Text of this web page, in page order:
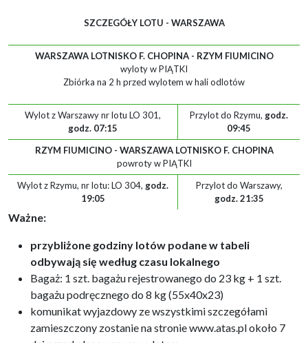
SZCZEGÓŁY LOTU - WARSZAWA
WARSZAWA LOTNISKO F. CHOPINA - RZYM FIUMICINO
wyloty w PIĄTKI
Zbiórka na 2 h przed wylotem w hali odlotów
Wylot z Warszawy nr lotu LO 301,
godz. 07:15
Przylot do Rzymu, godz.
09:45
RZYM FIUMICINO - WARSZAWA LOTNISKO F. CHOPINA
powroty w PIĄTKI
Wylot z Rzymu, nr lotu: LO 304, godz.
19:05
Przylot do Warszawy,
godz. 21:35
Ważne:
przybliżone godziny lotów podane w tabeli
odbywają się według czasu lokalnego
Bagaż: 1 szt. bagażu rejestrowanego do 23 kg + 1 szt.
bagażu podręcznego do 8 kg (55x40x23)
komunikat wyjazdowy ze wszystkimi szczegółami
zamieszczony zostanie na stronie www.atas.pl około 7